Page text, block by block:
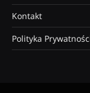
Kontakt
Polityka